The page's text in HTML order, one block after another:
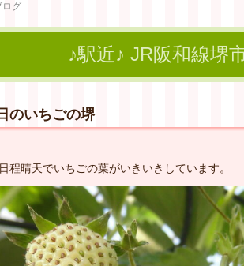
ログ
♪駅近♪ JR阪和線堺
のいちごの堺
程晴天でいちごの葉がいきいきしています。